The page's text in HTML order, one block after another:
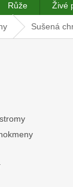
Růže Živé
Sušená